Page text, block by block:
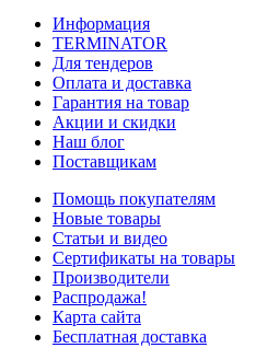
Информация
TERMINATOR
Для тендеров
Оплата и доставка
Гарантия на товар
Акции и скидки
Наш блог
Поставщикам
Помощь покупателям
Новые товары
Статьи и видео
Сертификаты на товары
Производители
Распродажа!
Карта сайта
Бесплатная доставка